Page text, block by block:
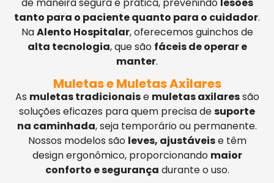
tanto para o paciente quanto para o cuidador.
NaAlento Hospitalar, oferecemos guinchos de
alta tecnologia, que são fáceis de operar e
manter.
Muletas e Muletas Axilares
As muletas tradicionaise muletas axilaressão
soluções eficazes para quem precisa desuporte
na caminhada, seja temporário ou permanente.
Nossos modelos são leves, ajustáveise têm
design ergonômico, proporcionando maior
conforto e segurança durante o uso.